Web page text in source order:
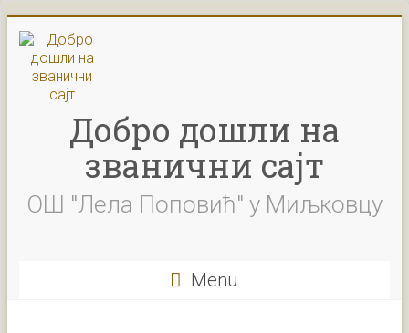
to
content
Добро дошли на
званични сајт
ОШ "Лела Поповић" у Миљковцу
Menu